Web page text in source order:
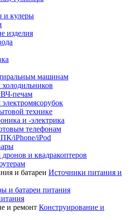
и кулеры
изделия
машинам
холодильников
печам
электромясорубок
технике
и -электрика
телефонам
iPhone/iPod
дронов и квадракоптеров
Источники питания и
и батареи питания
Конструирование и